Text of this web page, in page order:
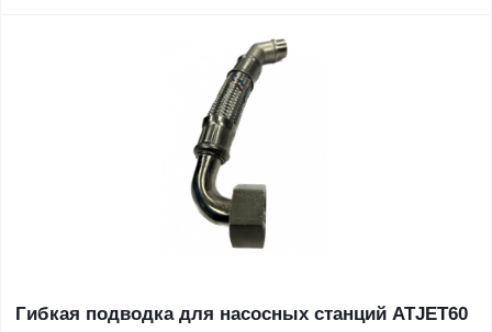
Гибкая подводка для насосных станций ATJET60